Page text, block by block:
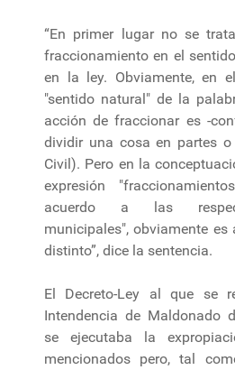
“En primer lugar no se
fraccionamiento en el
en la ley. Obviamente, en
"sentido natural" de la
acción de fraccionar es -
dividir una cosa en partes o
Civil). Pero en la
expresión
acuerdo a las
municipales", obviamente
distinto”, dice la sentencia.
El Decreto-Ley al que se
Intendencia de Maldonado
se ejecutaba la
mencionados pero, tal